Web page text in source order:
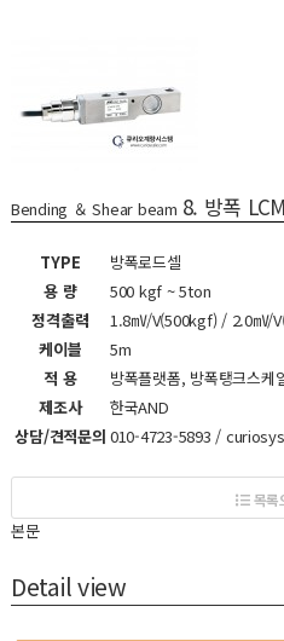
Bending ＆ Shear beam 8. 방폭
TYPE
방폭로드셀
용 량
500 kgf ~ 5ton
정격출력
1.8㎷/V(500kgf) / 2.0㎷/
케이블
5m
적 용
방폭플랫폼, 방폭탱크스케
제조사
한국AND
상담/견적문의 010-4723-5893 /
목록
본문
Detail view